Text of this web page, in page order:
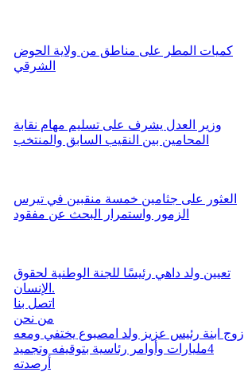
كميات المطر على مناطق من ولاية الحوض
الشرقي
وزير العدل يشرف على تسليم مهام نقابة
المحامين بين النقيب السابق والمنتخب
العثور على جثامين خمسة منقبين في تيرس
الزمور واستمرار البحث عن مفقود
تعيين ولد داهي رئيسًا للجنة الوطنية لحقوق
الإنسان.
اتصل بنا
من نحن
زوج ابنة رئيس عزيز ولد امصبوع يختفي ومعه
4مليارات وأوامر رئاسية بتوقيفه وتجميد
أرصدته